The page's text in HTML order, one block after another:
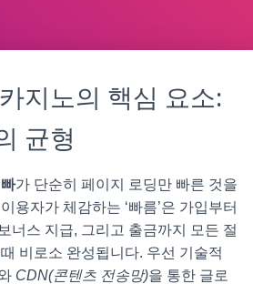
N
지노의 핵심 요소:
균형
가 단순히 페이지 로딩만 빠른 것을
용자가 체감하는 ‘빠름’은 가입부터
너스 지급, 그리고 출금까지 모든 절
비로소 완성됩니다. 우선 기술적
CDN(콘텐츠 전송망)을 통한 글로